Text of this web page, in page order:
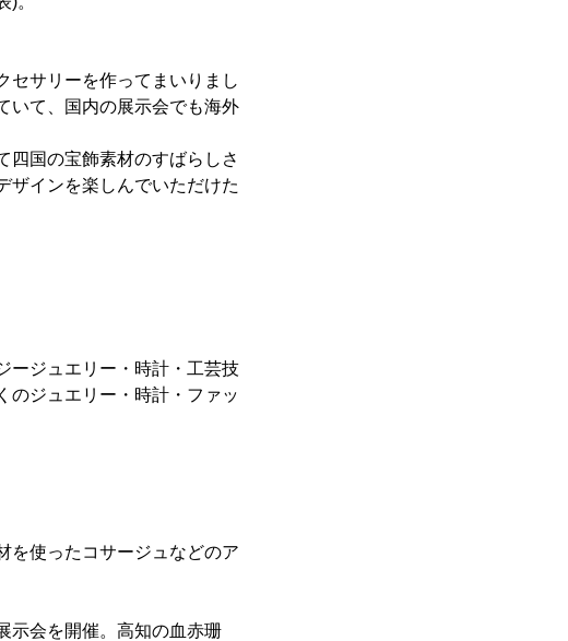
セサリーを作ってまいりまし
いて、国内の展示会でも海外
四国の宝飾素材のすばらしさ
ザインを楽しんでいただけた
ージュエリー・時計・工芸技
のジュエリー・時計・ファッ
を使ったコサージュなどのア
示会を開催。高知の血赤珊